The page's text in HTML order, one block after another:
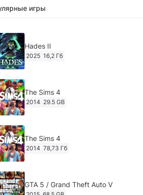
игры
Hades II
2025 16,2 Гб
The Sims 4
2014 29.5 GB
The Sims 4
2014 78,73 Гб
GTA 5 / Grand Theft Auto V